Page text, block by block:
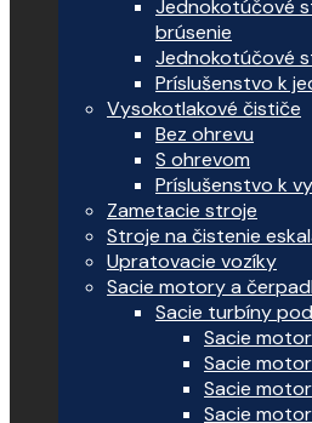
Jednokotúčové
brúsenie
Jednokotúčové
Príslušenstvo k
Vysokotlakové čističe
Bez ohrevu
S ohrevom
Príslušenstvo k
Zametacie stroje
Stroje na čistenie
Upratovacie vozíky
Sacie motory a
Sacie turbíny
Sacie
Sacie
Sacie
Sacie